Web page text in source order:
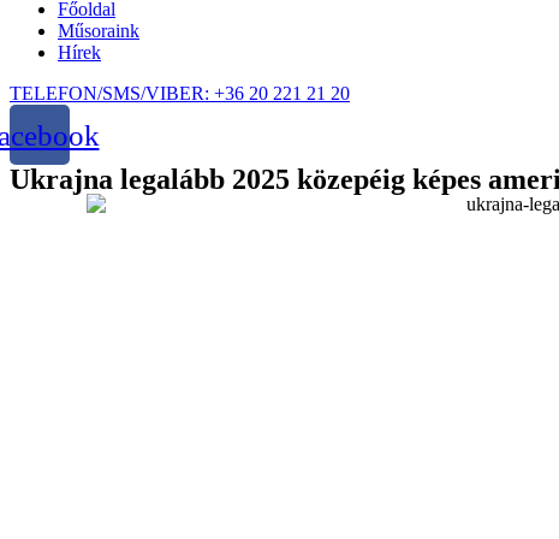
Főoldal
Műsoraink
Hírek
TELEFON/SMS/VIBER: +36 20 221 21 20
Ukrajna legalább 2025 közepéig képes